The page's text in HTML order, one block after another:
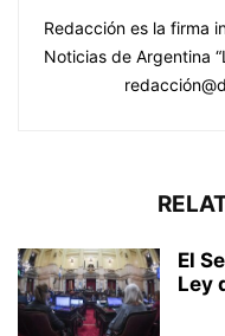
Redacción es la firma
Noticias de Argentina
El
Ley